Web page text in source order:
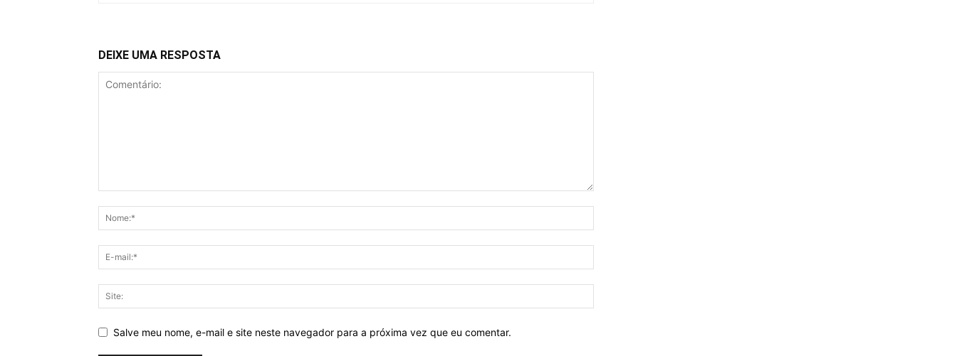
DEIXE UMA RESPOSTA
Salve meu nome, e-mail e site neste navegador para a próxima vez que eu comentar.